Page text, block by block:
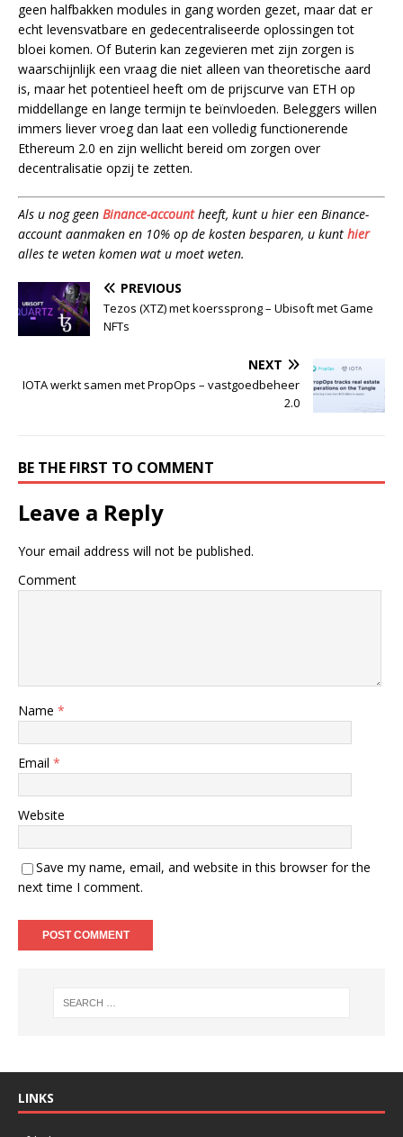
geen halfbakken modules in gang worden gezet, maar dat er
echt levensvatbare en gedecentraliseerde oplossingen tot
bloei komen. Of Buterin kan zegevieren met zijn zorgen is
waarschijnlijk een vraag die niet alleen van theoretische aard
is, maar het potentieel heeft om de prijscurve van ETH op
middellange en lange termijn te beïnvloeden. Beleggers willen
immers liever vroeg dan laat een volledig functionerende
Ethereum 2.0 en zijn wellicht bereid om zorgen over
decentralisatie opzij te zetten.
Als u nog geen Binance-accountheeft, kunt u hier een Binance-
account aanmaken en 10% op de kosten besparen, u kunt hier
alles te weten komen wat u moet weten.
PREVIOUS
Tezos (XTZ) met koerssprong – Ubisoft met Game
NFTs
NEXT
IOTA werkt samen met PropOps – vastgoedbeheer
2.0
BE THE FIRST TO COMMENT
Leave a Reply
Your email address will not be published.
Comment
Name *
Email *
Website
Save my name, email, and website in this browser for the
next time I comment.
LINKS